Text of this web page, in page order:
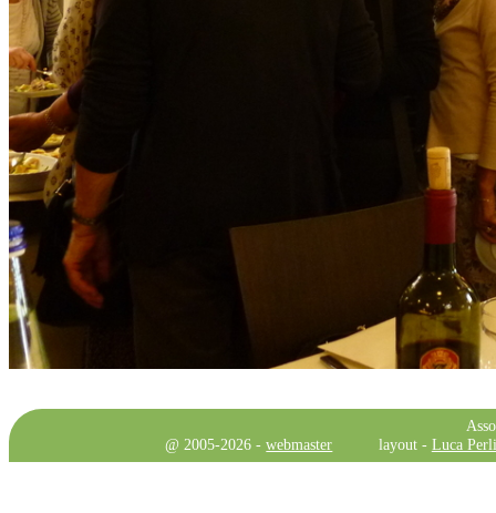
@ 2005-2026 -webmaster layout - Luca